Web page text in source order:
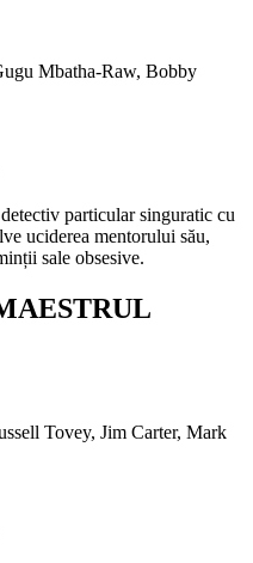
Mbatha-Raw, Bobby
particular singuratic cu
uciderea mentorului său,
sale obsesive.
Tovey, Jim Carter, Mark